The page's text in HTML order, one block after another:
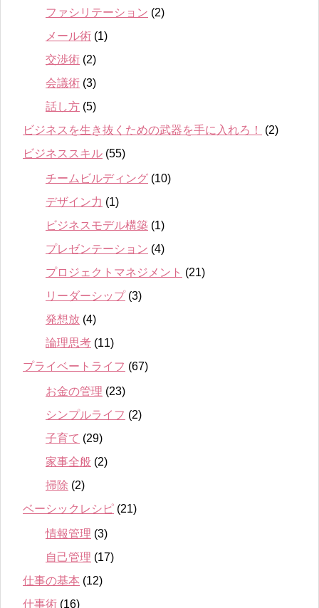
ファシリテーション (2)
メール術 (1)
交渉術 (2)
会議術 (3)
話し方 (5)
ビジネスを生き抜くための武器を手に入れろ！
(2)
ビジネススキル (55)
チームビルディング (10)
デザイン力 (1)
ビジネスモデル構築 (1)
プレゼンテーション (4)
プロジェクトマネジメント (21)
リーダーシップ(3)
発想放 (4)
論理思考 (11)
プライベートライフ (67)
お金の管理 (23)
シンプルライフ (2)
子育て (29)
家事全般 (2)
掃除 (2)
ベーシックレシピ (21)
情報管理 (3)
自己管理 (17)
仕事の基本 (12)
仕事術 (16)